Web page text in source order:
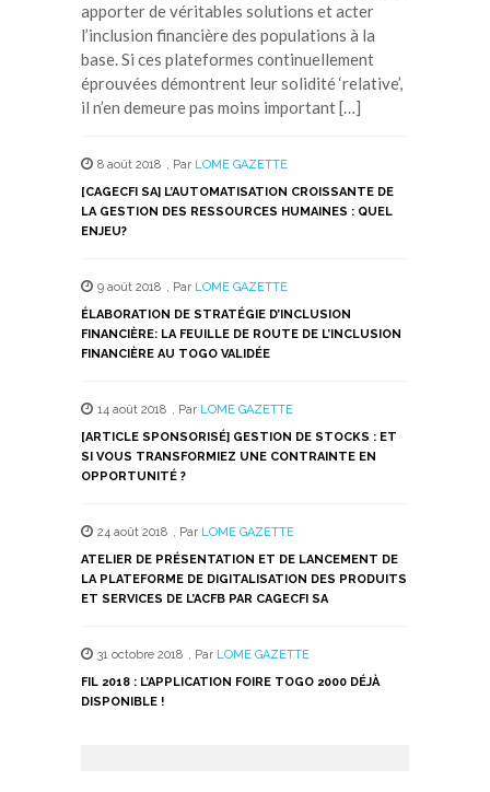
apporter de véritables solutions et acter
l’inclusion financière des populations à la
base. Si ces plateformes continuellement
éprouvées démontrent leur solidité ‘relative’,
il n’en demeure pas moins important […]
8 août 2018 , Par LOME GAZETTE
[CAGECFI SA] L’AUTOMATISATION CROISSANTE DE
LA GESTION DES RESSOURCES HUMAINES : QUEL
ENJEU?
9 août 2018 , Par LOME GAZETTE
ÉLABORATION DE STRATÉGIE D’INCLUSION
FINANCIÈRE: LA FEUILLE DE ROUTE DE L’INCLUSION
FINANCIÈRE AU TOGO VALIDÉE
14 août 2018 , Par LOME GAZETTE
[ARTICLE SPONSORISÉ] GESTION DE STOCKS : ET
SI VOUS TRANSFORMIEZ UNE CONTRAINTE EN
OPPORTUNITÉ ?
24 août 2018 , Par LOME GAZETTE
ATELIER DE PRÉSENTATION ET DE LANCEMENT DE
LA PLATEFORME DE DIGITALISATION DES PRODUITS
ET SERVICES DE L’ACFB PAR CAGECFI SA
31 octobre 2018 , Par LOME GAZETTE
FIL 2018 : L’APPLICATION FOIRE TOGO 2000 DÉJÀ
DISPONIBLE !